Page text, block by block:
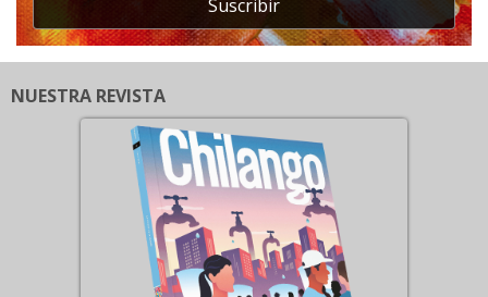
Suscribir
NUESTRA REVISTA